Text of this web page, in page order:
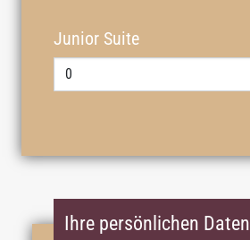
Junior Suite
Ihre persönlichen Daten